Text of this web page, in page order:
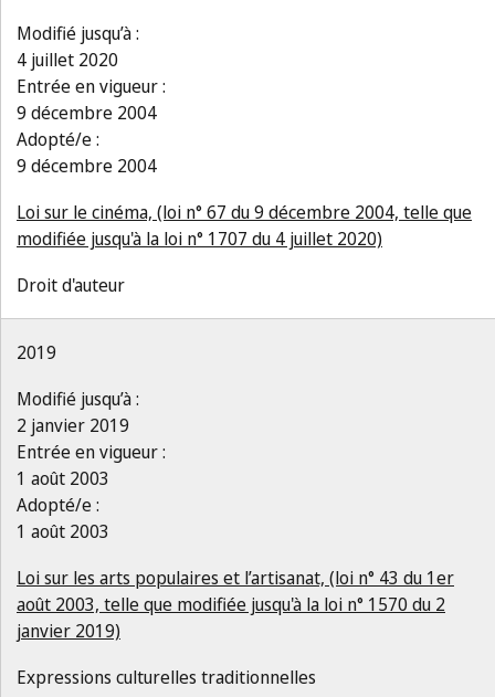
Modifié jusqu’à :
4 juillet 2020
Entrée en vigueur :
9 décembre 2004
Adopté/e :
9 décembre 2004
Loi sur le cinéma, (loi n° 67 du 9 décembre 2004, telle que
modifiée jusqu'à la loi n° 1707 du 4 juillet 2020)
Droit d'auteur
2019
Modifié jusqu’à :
2 janvier 2019
Entrée en vigueur :
1 août 2003
Adopté/e :
1 août 2003
Loi sur les arts populaires et l’artisanat, (loi n° 43 du 1er
août 2003, telle que modifiée jusqu'à la loi n° 1570 du 2
janvier 2019)
Expressions culturelles traditionnelles